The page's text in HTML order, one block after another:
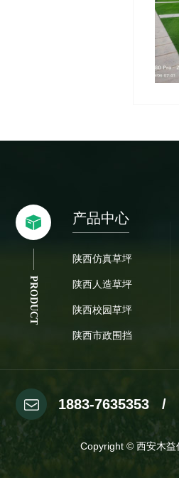
产品中心
PRODUCT
陕西仿真草坪
陕西人造草坪
陕西校园草坪
陕西市政围挡
1883-7635353 /
Copyright © 西安木